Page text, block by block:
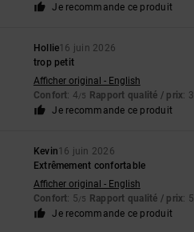
Je recommande ce produit
Hollie16 juin 2026
trop petit
Afficher original - English
Confort: 4/5 Rapport qualité / prix: 3
Je recommande ce produit
Kevin16 juin 2026
Extrêmement confortable
Afficher original - English
Confort: 5/5 Rapport qualité / prix: 5
Je recommande ce produit